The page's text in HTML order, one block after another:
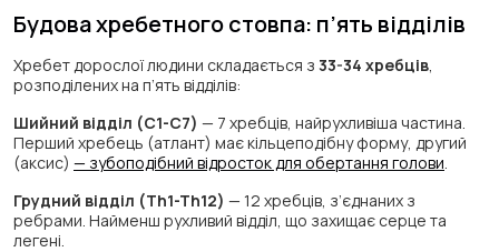
Будова хребетного стовпа: п’ять відділів
Хребет дорослої людини складається з 33-34 хребців
розподілених на п’ять відділів:
Шийний відділ (C1-C7) — 7 хребців, найрухливіша частина.
Перший хребець (атлант) має кільцеподібну форму, другий
(аксис) — зубоподібний відросток для обертання голови
Грудний відділ (Th1-Th12) — 12 хребців, з’єднаних з
ребрами. Найменш рухливий відділ, що захищає серце та
легені.